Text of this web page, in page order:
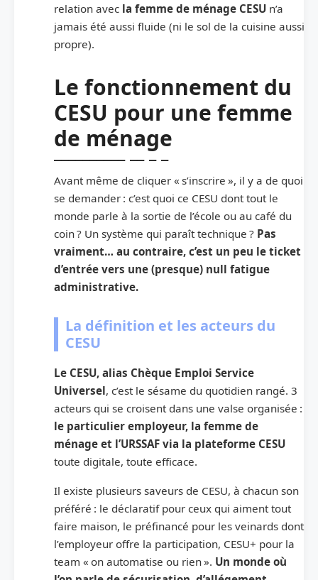
relation avec la femme de ménage CESU n’a
jamais été aussi fluide (ni le sol de la cuisine aussi
propre).
Le fonctionnement du
CESU pour une femme
de ménage
Avant même de cliquer « s’inscrire », il y a de quoi
se demander : c’est quoi ce CESU dont tout le
monde parle à la sortie de l’école ou au café du
coin ? Un système qui paraît technique ? Pas
vraiment… au contraire, c’est un peu le ticket
d’entrée vers une (presque) null fatigue
administrative.
La définition et les acteurs du
CESU
Le CESU, alias Chèque Emploi Service
Universel, c’est le sésame du quotidien rangé. 3
acteurs qui se croisent dans une valse organisée :
le particulier employeur, la femme de
ménage et l’URSSAF via la plateforme CESU
toute digitale, toute efficace.
Il existe plusieurs saveurs de CESU, à chacun son
préféré : le déclaratif pour ceux qui aiment tout
faire maison, le préfinancé pour les veinards dont
l’employeur offre la participation, CESU+ pour la
team « on automatise ou rien ». Un monde où